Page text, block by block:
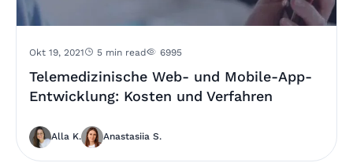
Okt 19, 2021 5 min read 6995
Telemedizinische Web- und Mobile-App-
Entwicklung: Kosten und Verfahren
Alla K. Anastasiia S.